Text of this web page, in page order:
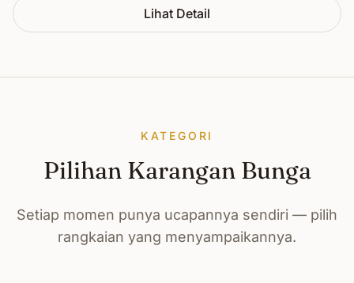
Lihat Detail
KATEGORI
Pilihan Karangan Bunga
Setiap momen punya ucapannya sendiri — pilih
rangkaian yang menyampaikannya.